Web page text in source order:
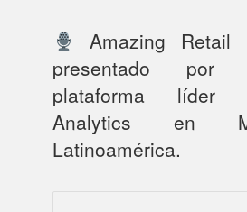
Amazing Retail
presentado
plataforma líder
Analytics en
Latinoamérica.